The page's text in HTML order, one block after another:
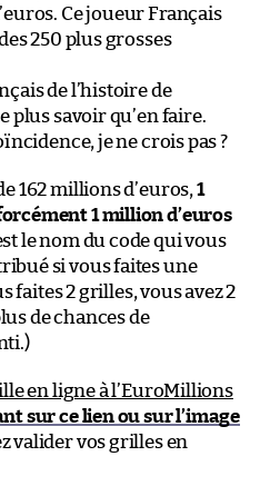
Ce joueur Français
250 plus grosses
de l’histoire de
plus savoir qu’en faire.
je ne crois pas ?
162 millions d’euros, 1
1 million d’euros
le nom du code qui vous
si vous faites une
faites 2 grilles, vous avez 2
de chances de
en ligne à l’EuroMillions
sur ce lien ou sur l’image
valider vos grilles en